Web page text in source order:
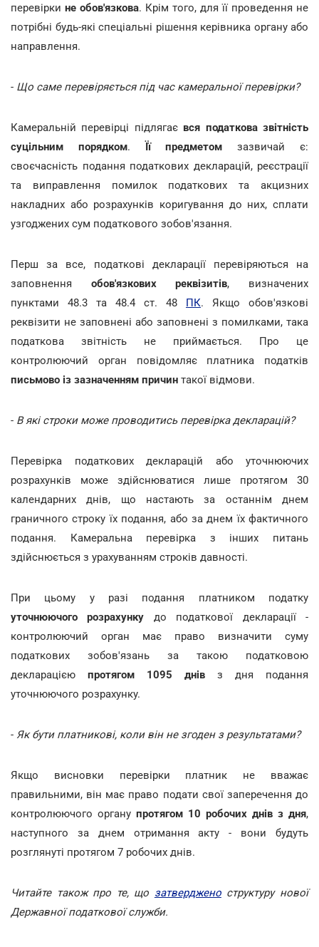
перевірки не обов'язкова. Крім того, для її проведення не
потрібні будь-які спеціальні рішення керівника органу або
направлення.
- Що саме перевіряється під час камеральної перевірки?
Камеральній перевірці підлягає вся податкова звітність
суцільним порядком. Її предметом зазвичай є:
своєчасність подання податкових декларацій, реєстрації
та виправлення помилок податкових та акцизних
накладних або розрахунків коригування до них, сплати
узгоджених сум податкового зобов'язання.
Перш за все, податкові декларації перевіряються на
заповнення обов'язкових реквізитів, визначених
пунктами 48.3 та 48.4 ст. 48 ПК. Якщо обов'язкові
реквізити не заповнені або заповнені з помилками, така
податкова звітність не приймається. Про це
контролюючий орган повідомляє платника податків
письмово із зазначенням причин такої відмови.
- В які строки може проводитись перевірка декларацій?
Перевірка податкових декларацій або уточнюючих
розрахунків може здійснюватися лише протягом 30
календарних днів, що настають за останнім днем
граничного строку їх подання, або за днем їх фактичного
подання. Камеральна перевірка з інших питань
здійснюється з урахуванням строків давності.
При цьому у разі подання платником податку
уточнюючого розрахунку до податкової декларації -
контролюючий орган має право визначити суму
податкових зобов'язань за такою податковою
декларацією протягом 1095 днів з дня подання
уточнюючого розрахунку.
- Як бути платникові, коли він не згоден з результатами?
Якщо висновки перевірки платник не вважає
правильними, він має право подати свої заперечення до
контролюючого органу протягом 10 робочих днів з дня,
наступного за днем отримання акту - вони будуть
розглянуті протягом 7 робочих днів.
Читайте також про те, що затвердженоструктуру нової
Державної податкової служби.